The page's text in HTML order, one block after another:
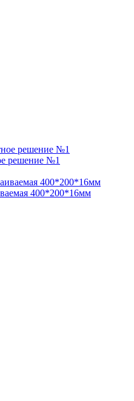
решение №1
400*200*16мм